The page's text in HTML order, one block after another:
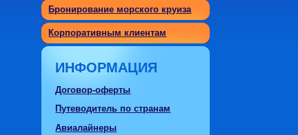
Бронирование морского круиза
Корпоративным клиентам
ИНФОРМАЦИЯ
Договор-оферты
Путеводитель по странам
Авиалайнеры